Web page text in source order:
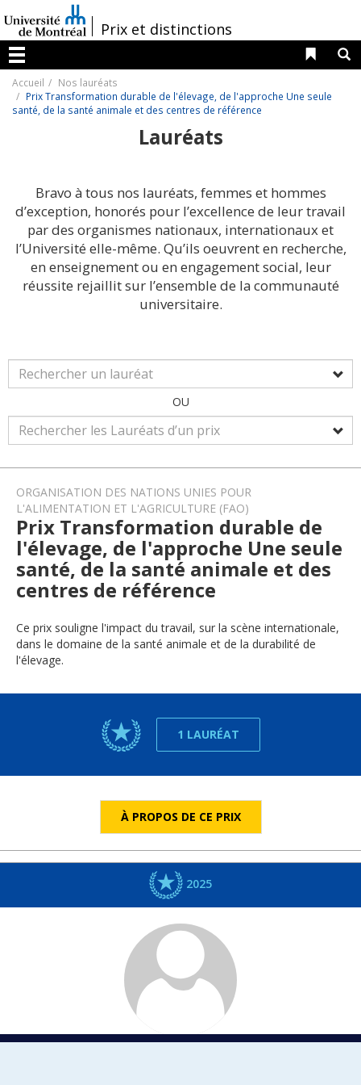
au
contenu
/Prix et distinctions
Menu
Liens
Accueil
Nos lauréats
Prix Transformation durable de l'élevage, de l'approche Une seule
santé, de la santé animale et des centres de référence
Lauréats
Bravo à tous nos lauréats, femmes et hommes
d’exception, honorés pour l’excellence de leur travail
par des organismes nationaux, internationaux et
l’Université elle-même. Qu’ils oeuvrent en recherche,
en enseignement ou en engagement social, leur
réussite rejaillit sur l’ensemble de la communauté
universitaire.
OU
ORGANISATION DES NATIONS UNIES POUR
L'ALIMENTATION ET L'AGRICULTURE (FAO)
Prix Transformation durable de
l'élevage, de l'approche Une seule
santé, de la santé animale et des
centres de référence
Ce prix souligne l'impact du travail, sur la scène internationale,
dans le domaine de la santé animale et de la durabilité de
l'élevage.
1 LAURÉAT
À PROPOS DE CE PRIX
2025